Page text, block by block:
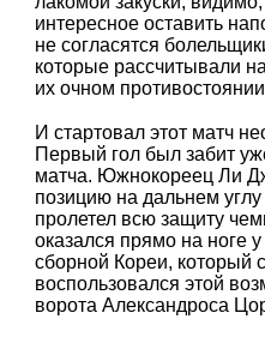
интересное оставить
не согласятся
которые рассчитывали
их очном
И стартовал этот матч
Первый гол был забит
матча. Южнокореец Ли
позицию на дальнем
пролетел всю защиту
оказался прямо на ноге
сборной Кореи, который
воспользовался этой
ворота Александроса